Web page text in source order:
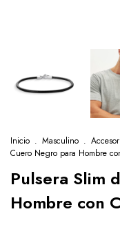
Inicio . Masculino .
Cuero Negro para Hombre
Pulsera Slim
Hombre con